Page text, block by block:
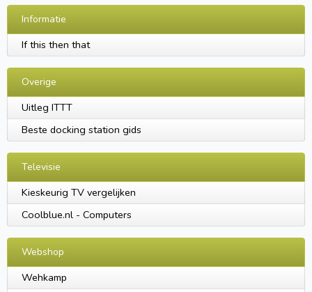
Informatie
If this then that
Overige
Uitleg ITTT
Beste docking station gids
Televisie
Kieskeurig TV vergelijken
Coolblue.nl - Computers
Webshop
Wehkamp